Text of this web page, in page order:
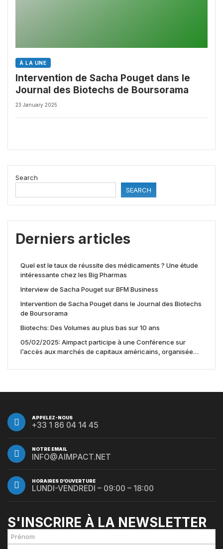
À LA UNE
Intervention de Sacha Pouget dans le
Journal des Biotechs de Boursorama
23 January 2025
Search
SEARCH
Derniers articles
Quel est le taux de réussite des médicaments ? Une étude
intéressante chez les Big Pharmas
Interview de Sacha Pouget sur BFM Business
Intervention de Sacha Pouget dans le Journal des Biotechs
de Boursorama
Biotechs: Des Volumes au plus bas sur 10 ans
05/02/2025: Aimpact participe à une Conférence sur
l’accès aux marchés de capitaux américains, organisée
APPELEZ-NOUS
+33 1 86 04 14 45
NOTRE EMAIL
INFO@AIMPACT.NET
HORAIRES D’OUVERTURE
LUNDI-VENDREDI – 09:00 – 18:00
S'INSCRIRE À LA NEWSLETTER